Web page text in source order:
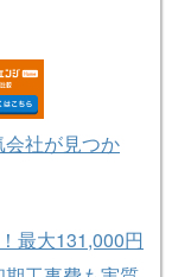
社が見つか
最大131,000円